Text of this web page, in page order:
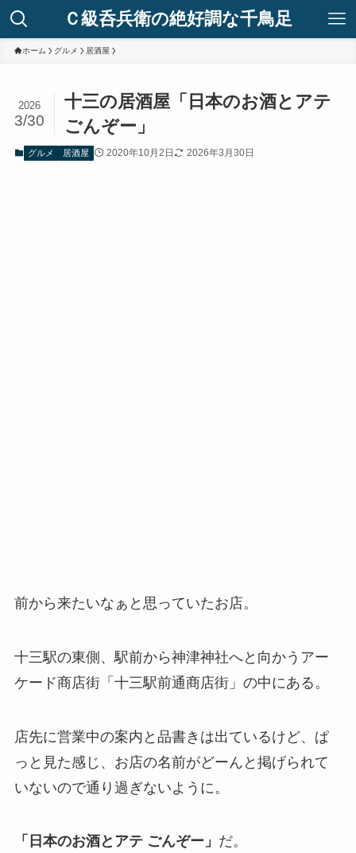
Ｃ級呑兵衛の絶好調な千鳥足
ホーム グルメ 居酒屋
十三の居酒屋「日本のお酒とアテ
ごんぞー」
2026
3/30
グルメ 居酒屋 2020年10月2日 2026年3月30日
前から来たいなぁと思っていたお店。
十三駅の東側、駅前から神津神社へと向かうアー
ケード商店街「十三駅前通商店街」の中にある。
店先に営業中の案内と品書きは出ているけど、ぱ
っと見た感じ、お店の名前がどーんと掲げられて
いないので通り過ぎないように。
「日本のお酒とアテ ごんぞー」 だ。